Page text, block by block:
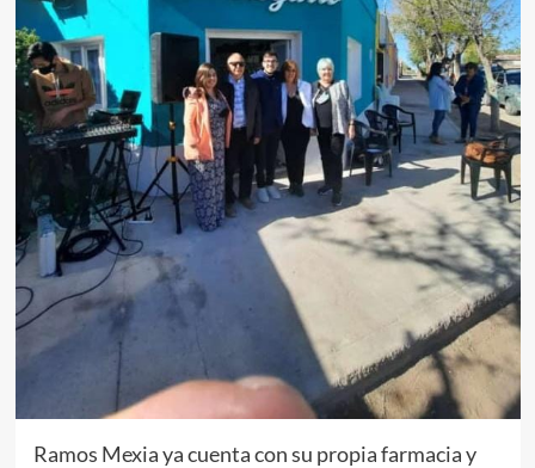
Ramos Mexia ya cuenta con su propia farmacia y